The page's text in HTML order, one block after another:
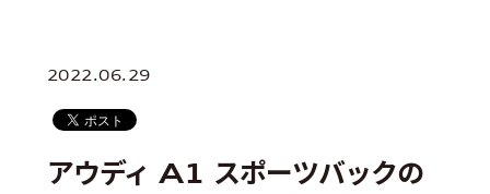
2022.06.29
アウディ A1 スポーツバックの